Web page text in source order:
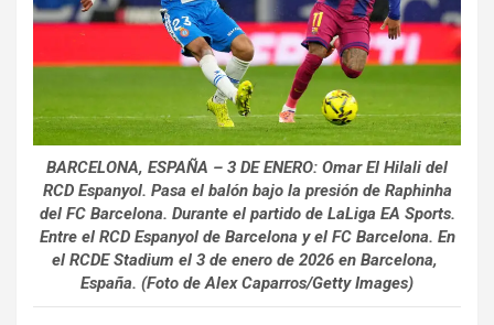
BARCELONA, ESPAÑA – 3 DE ENERO: Omar El Hilali del
RCD Espanyol. Pasa el balón bajo la presión de Raphinha
del FC Barcelona. Durante el partido de LaLiga EA Sports.
Entre el RCD Espanyol de Barcelona y el FC Barcelona. En
el RCDE Stadium el 3 de enero de 2026 en Barcelona, ​​
España. (Foto de Alex Caparros/Getty Images)